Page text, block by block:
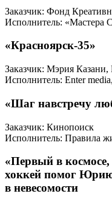
Заказчик: Фонд
Исполнитель: «Мастера
«Красноярск-35»
Заказчик: Мэрия Казани,
Исполнитель: Enter media,
«Шаг навстречу
Заказчик: Кинопоиск
Исполнитель: Правила
«Первый в
хоккей помог
в невесомости